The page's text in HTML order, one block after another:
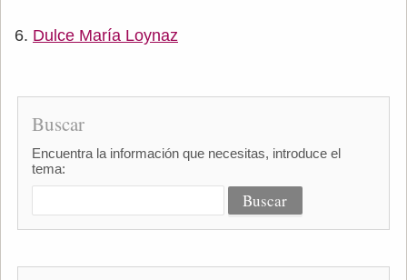
Dulce María Loynaz
Buscar
Encuentra la información que necesitas, introduce el
tema: